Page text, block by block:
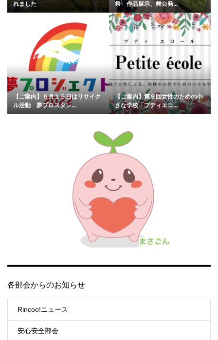
れました 祭 作品展示、舞台発...
【ご案内】６月１５日はリサイク
ル活動 夢プロスタン...
【ご案内】第９回女性のための小
さな学校「プティエコ...
各部会からのお知らせ
Rincoo!ニュース
安心安全部会